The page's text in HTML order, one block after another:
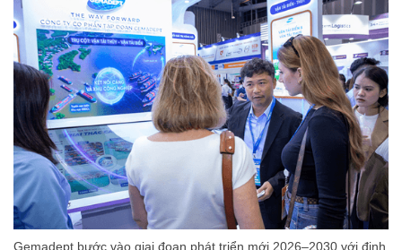
Gemadept bước vào giai đoạn phát triển mới 2026–2030 với định